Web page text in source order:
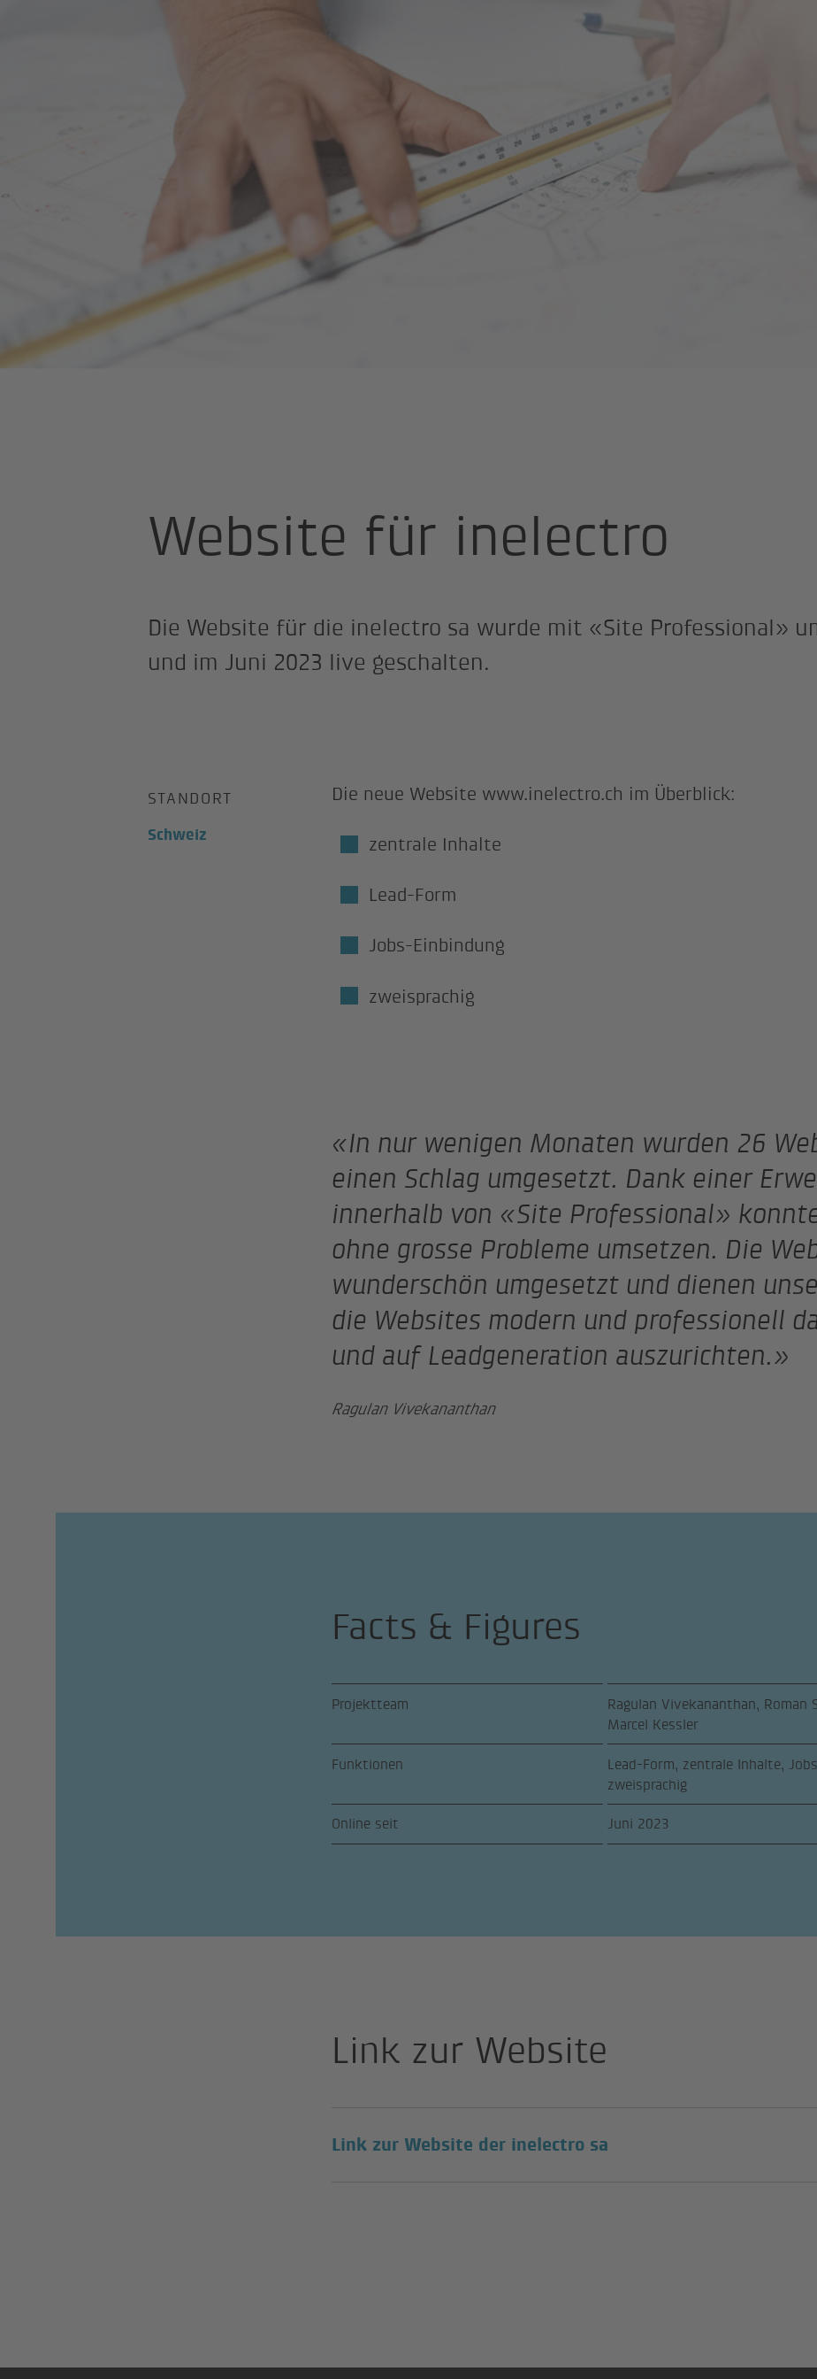
Website für inelectro
Die Website für die inelectro sa wurde mit «Site Professional»
und im Juni 2023 live geschalten.
STANDORT
Schweiz
Die neue Website www.inelectro.ch im Überblick:
zentrale Inhalte
Lead-Form
Jobs-Einbindung
zweisprachig
«In nur wenigen Monaten wurden 26
einen Schlag umgesetzt. Dank einer
innerhalb von «Site Professional»
ohne grosse Probleme umsetzen. Die
wunderschön umgesetzt und dienen
die Websites modern und professionell
und auf Leadgeneration auszurichten.»
Ragulan Vivekananthan
Facts & Figures
Projektteam
Ragulan Vivekananthan, Roman
Marcel Kessler
Funktionen
Lead-Form, zentrale Inhalte,
zweisprachig
Online seit Juni 2023
Link zur Website
Link zur Website der inelectro sa